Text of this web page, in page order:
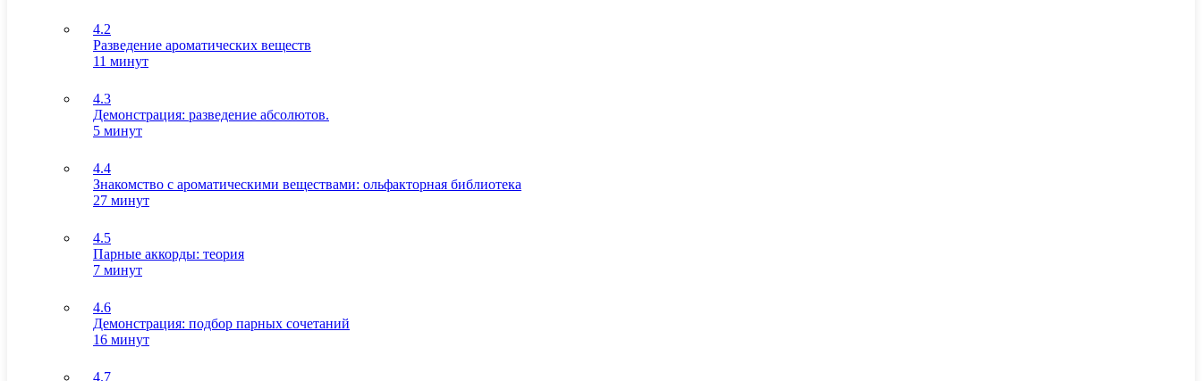
4.2
Разведение ароматических веществ
11 минут
4.3
Демонстрация: разведение абсолютов.
5 минут
4.4
Знакомство с ароматическими веществами: ольфакторная библиотека
27 минут
4.5
Парные аккорды: теория
7 минут
4.6
Демонстрация: подбор парных сочетаний
16 минут
4.7